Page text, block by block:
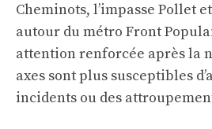
Cheminots, l’impasse Pollet
autour du métro Front
attention renforcée après la
axes sont plus susceptibles
incidents ou des